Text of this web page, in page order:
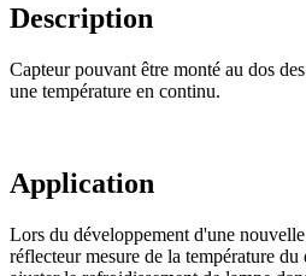
Description
Capteur pouvant être monté au dos
une température en continu.
Application
Lors du développement d'une
réflecteur mesure de la température